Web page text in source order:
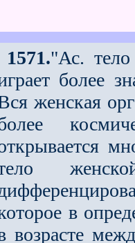
1571."Ас.
более
женская
в
возрасте